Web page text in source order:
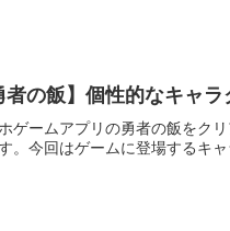
者の飯】個性的なキャ
ゲームアプリの勇者の飯をク
。今回はゲームに登場するキ